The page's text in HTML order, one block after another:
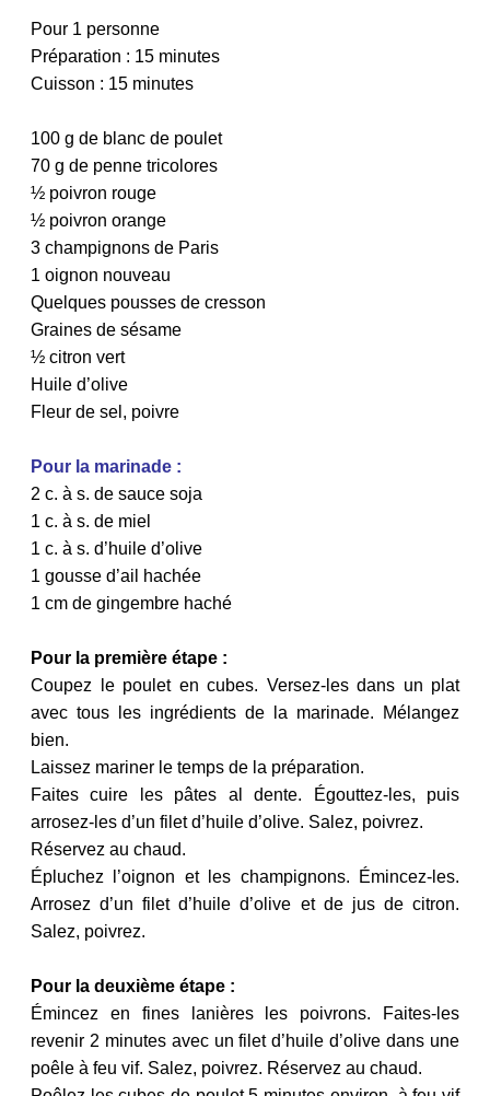
Pour 1 personne
Préparation : 15 minutes
Cuisson : 15 minutes
100 g de blanc de poulet
70 g de penne tricolores
½ poivron rouge
½ poivron orange
3 champignons de Paris
1 oignon nouveau
Quelques pousses de cresson
Graines de sésame
½ citron vert
Huile d’olive
Fleur de sel, poivre
Pour la marinade :
2 c. à s. de sauce soja
1 c. à s. de miel
1 c. à s. d’huile d’olive
1 gousse d’ail hachée
1 cm de gingembre haché
Pour la première étape :
Coupez le poulet en cubes. Versez-les dans un plat
avec tous les ingrédients de la marinade. Mélangez
bien.
Laissez mariner le temps de la préparation.
Faites cuire les pâtes al dente. Égouttez-les, puis
arrosez-les d’un filet d’huile d’olive. Salez, poivrez.
Réservez au chaud.
Épluchez l’oignon et les champignons. Émincez-les.
Arrosez d’un filet d’huile d’olive et de jus de citron.
Salez, poivrez.
Pour la deuxième étape :
Émincez en fines lanières les poivrons. Faites-les
revenir 2 minutes avec un filet d’huile d’olive dans une
poêle à feu vif. Salez, poivrez. Réservez au chaud.